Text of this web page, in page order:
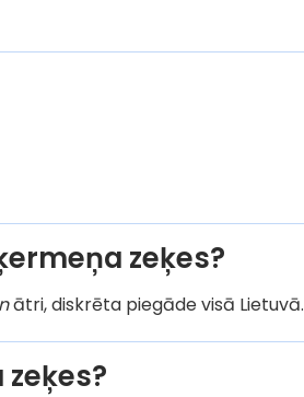
zeķes?
ātri, diskrēta piegāde visā Lietuvā.